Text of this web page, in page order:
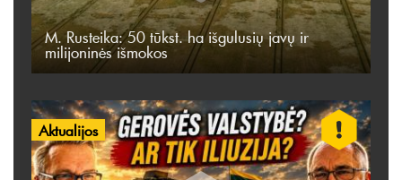
M. Rusteika: 50 tūkst. ha išgulusių javų ir
milijoninės išmokos
Aktualijos